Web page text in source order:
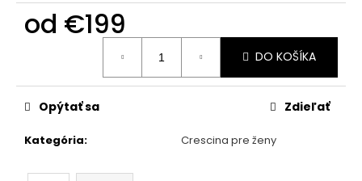
od €199
DO KOŠÍKA
Kategória: Crescina pre ženy
Opýtať sa Zdieľať
FILLERINA
SUN
BEAUTY
SPREJI
PO
OPAĽOVANÍ
(200ML)